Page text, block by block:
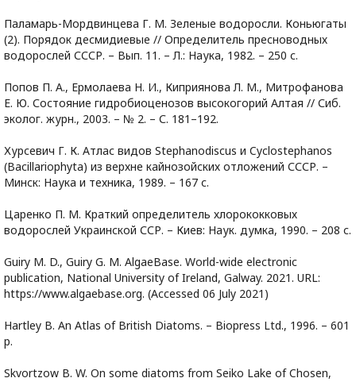
Паламарь-Мордвинцева Г. М. Зеленые водоросли. Коньюгаты
(2). Порядок десмидиевые // Определитель пресноводных
водорослей СССР. – Вып. 11. – Л.: Наука, 1982. – 250 с.
Попов П. А., Ермолаева Н. И., Киприянова Л. М., Митрофанова
Е. Ю. Состояние гидробиоценозов высокогорий Алтая // Сиб.
эколог. журн., 2003. – № 2. – С. 181–192.
Хурсевич Г. К. Атлас видов Stephanodiscus и Cyclostephanos
(Bacillariophyta) из верхне кайнозойских отложений СССР. –
Минск: Наука и техника, 1989. – 167 с.
Царенко П. М. Краткий определитель хлорококковых
водорослей Украинской ССР. – Киев: Наук. думка, 1990. – 208 с.
Guiry M. D., Guiry G. M. AlgaeBase. World-wide electronic
publication, National University of Ireland, Galway. 2021. URL:
https://www.algaebase.org. (Accessed 06 July 2021)
Hartley B. An Atlas of British Diatoms. – Biopress Ltd., 1996. – 601
p.
Skvortzow B. W. On some diatoms from Seiko Lake of Chosen,